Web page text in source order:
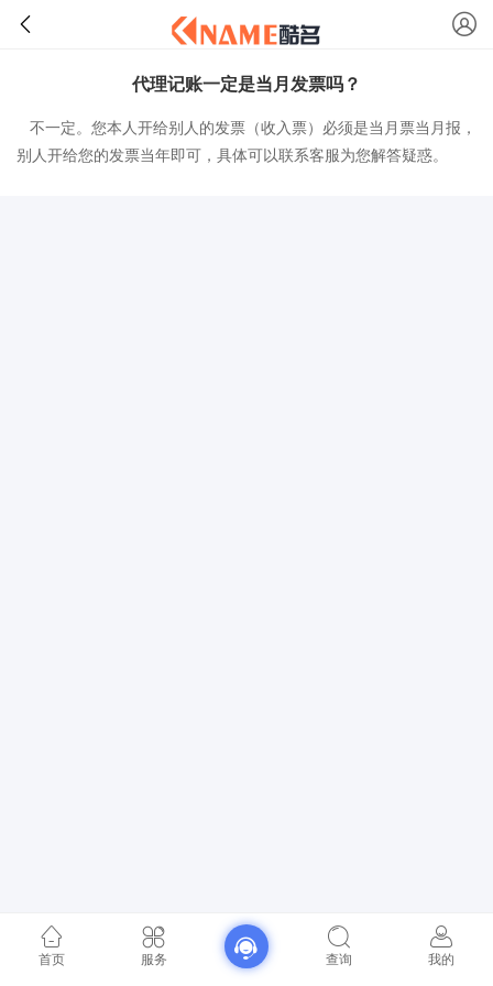
代理记账一定是当月发票吗？
不一定。您本人开给别人的发票（收入票）必须是当月票当月报，
别人开给您的发票当年即可，具体可以联系客服为您解答疑惑。
首页 服务 查询 我的